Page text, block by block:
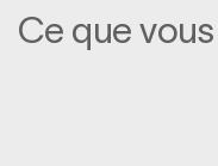
Ce que